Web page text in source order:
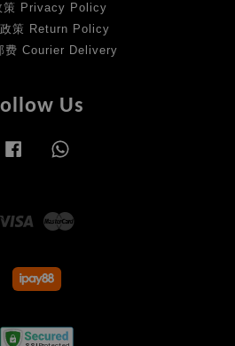
策 Privacy Policy
策 Return Policy
费 Courier Delivery
Us
Facebook
Visa